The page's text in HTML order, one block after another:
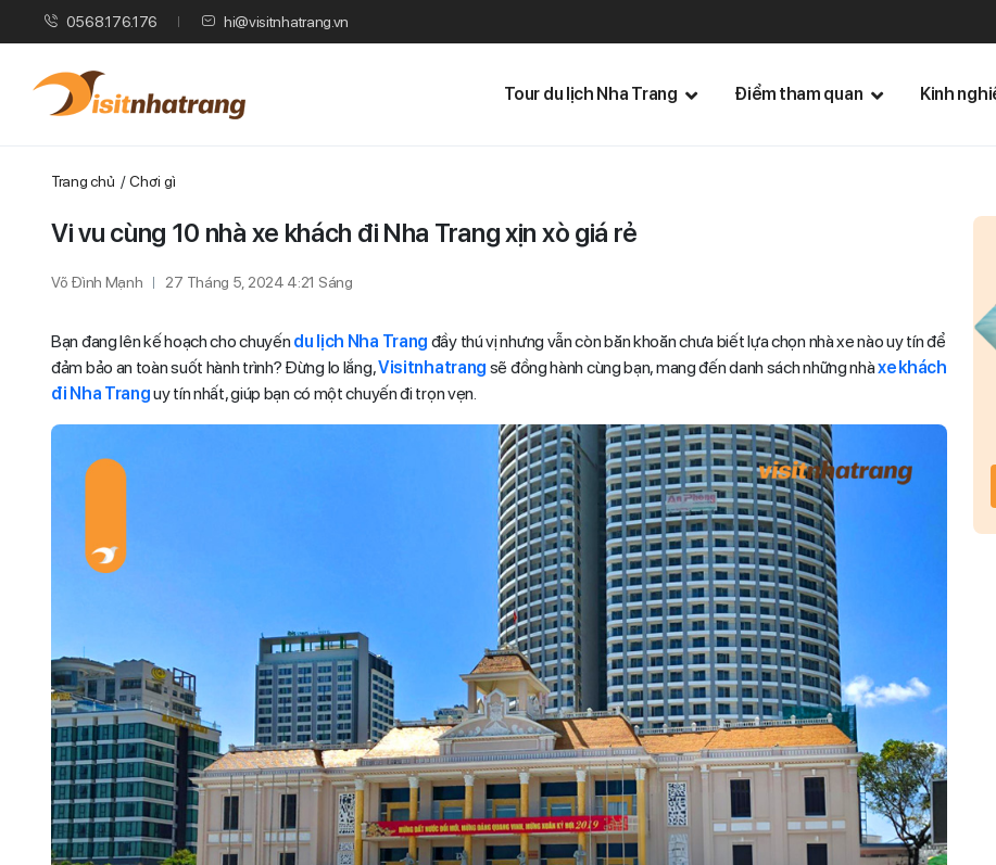
0568.176.176 hi@visitnhatrang.vn
Tour du lịch Nha Trang Điểm tham quan Kinh
Trang chủ Chơi gì
Vi vu cùng 10 nhà xe khách đi Nha Trang xịn xò giá rẻ
Võ Đình Mạnh 27 Tháng 5, 2024 4:21 Sáng
Bạn đang lên kế hoạch cho chuyến du lịch Nha Trang đầy thú vị nhưng vẫn còn băn khoăn chưa biết lựa chọn nhà xe nào uy tín để
đảm bảo an toàn suốt hành trình? Đừng lo lắng,Visitnhatrang sẽ đồng hành cùng bạn, mang đến danh sách những nhàxe khách
đi Nha Tranguy tín nhất, giúp bạn có một chuyến đi trọn vẹn.